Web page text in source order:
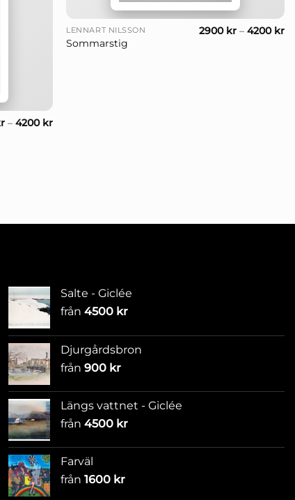
– 4200 kr
LENNART NILSSON
Sommarstig
2900 kr –4200 kr
Salte - Giclée
från 4500 kr
Djurgårdsbron
från 900 kr
Längs vattnet - Giclée
från 4500 kr
Farväl
från 1600 kr